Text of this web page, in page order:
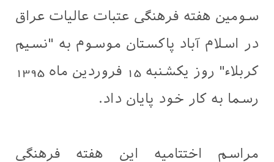
سومین هفته فرهنگی عتبات عالیات عراق
در اسلام آباد پاکستان موسوم به "نسیم
کربلاء" روز یکشنبه 15 فروردین ماه 1395
رسما به کار خود پایان داد.
مراسم اختتامیه این هفته فرهنگی